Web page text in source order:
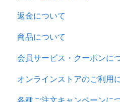
送料
返品・交換の流れ
返品方法
返送先
商品に不良があった場合
返金について
返金の流れ
商品について
入荷・在庫
サイズ
会員サービス・クーポンに
会員サービス
オンラインストアのご利用